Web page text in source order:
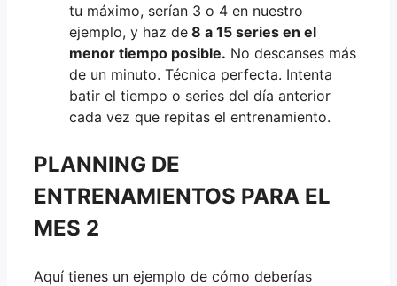
tu máximo, serían 3 o 4 en nuestro
ejemplo, y haz de 8 a 15 series en el
menor tiempo posible. No descanses más
de un minuto. Técnica perfecta. Intenta
batir el tiempo o series del día anterior
cada vez que repitas el entrenamiento.
PLANNING DE
ENTRENAMIENTOS PARA EL
MES 2
Aquí tienes un ejemplo de cómo deberías